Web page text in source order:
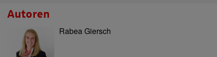
Autoren
Rabea Giersch